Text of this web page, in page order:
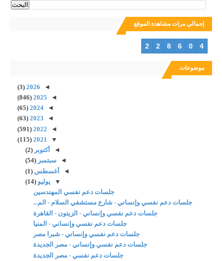
إجمالي مرات مشاهدة الموقع
2 2 8 6 0 4
موضوعات
◄
2026
(3)
◄
2025
(846)
◄
2024
(65)
◄
2023
(63)
◄
2022
(591)
▼
2021
(115)
◄
أكتوبر(2)
◄سبتمبر(54)
◄أغسطس(1)
▼ يوليو(14)
جلسات دعم نفسي المهندسين
جلسات دعم نفسي وإنساني - شارع مستشفي السلام - الم...
جلسات دعم نفسي وإنساني - الزيتون - القاهرة
جلسات دعم نفسي وإنساني - المنيا
جلسات دعم نفسي وإنساني - شبرا مصر
جلسات دعم نفسي وإنساني - مصر الجديدة
جلسات دعم نفسي - مصر الجديدة